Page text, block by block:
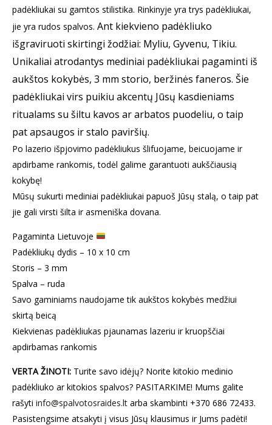
padėkliukai su gamtos stilistika. Rinkinyje yra trys padėkliukai,
jie yra rudos spalvos. Ant kiekvieno padėkliuko
išgraviruoti skirtingi žodžiai: Myliu, Gyvenu, Tikiu.
Unikaliai atrodantys mediniai padėkliukai pagaminti iš
aukštos kokybės, 3 mm storio, beržinės faneros. Šie
padėkliukai virs puikiu akcentų Jūsų kasdieniams
ritualams su šiltu kavos ar arbatos puodeliu, o taip
pat apsaugos ir stalo paviršių.
Po lazerio išpjovimo padėkliukus šlifuojame, beicuojame ir
apdirbame rankomis, todėl galime garantuoti aukščiausią
kokybę!
Mūsų sukurti mediniai padėkliukai papuoš Jūsų stalą, o taip pat
jie gali virsti šilta ir asmeniška dovana.
Pagaminta Lietuvoje
Padėkliukų dydis – 10 x 10 cm
Storis – 3 mm
Spalva – ruda
Savo gaminiams naudojame tik aukštos kokybės medžiui
skirtą beicą
Kiekvienas padėkliukas pjaunamas lazeriu ir kruopščiai
apdirbamas rankomis
VERTA ŽINOTI: Turite savo idėjų? Norite kitokio medinio
padėkliuko ar kitokios spalvos? PASITARKIME! Mums galite
rašyti info@spalvotosraides.lt arba skambinti +370 686 72433.
Pasistengsime atsakyti į visus Jūsų klausimus ir Jums padėti!